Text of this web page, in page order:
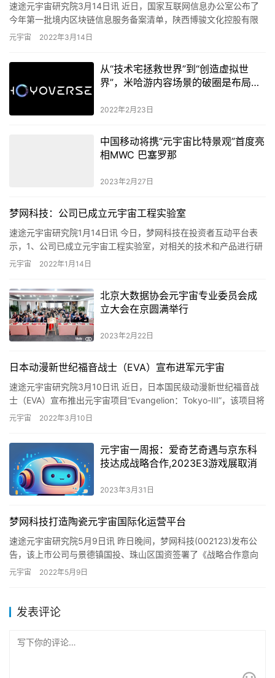
速途元宇宙研究院3月14日讯 近日，国家互联网信息办公室公布了
今年第一批境内区块链信息服务备案清单，陕西博骏文化控股有限
公司的“Hi元宇宙数字文创平台”成功入选。 据悉，Hi元宇宙…
元宇宙 2022年3月14日
从“技术宅拯救世界”到“创造虚拟世
界”，米哈游内容场景的破圈是布局元
2022年2月23日
中国移动将携“元宇宙比特景观”首度亮
相MWC 巴塞罗那
2023年2月27日
梦网科技：公司已成立元宇宙工程实验室
速途元宇宙研究院1月14日讯 今日，梦网科技在投资者互动平台表
示，1、公司已成立元宇宙工程实验室，对相关的技术和产品进行研
究，并尝试探索适合公司的商业模式；2、5G消息能够成为数字…
元宇宙 2022年1月14日
北京大数据协会元宇宙专业委员会成
立大会在京圆满举行
2023年2月22日
日本动漫新世纪福音战士（EVA）宣布进军元宇宙
速途元宇宙研究院3月10日讯 近日，日本国民级动漫新世纪福音战
士（EVA）宣布推出元宇宙项目“Evangelion：Tokyo-III”，该项目将
由室内微型主题公园Small Wo…
元宇宙 2022年3月10日
元宇宙一周报：爱奇艺奇遇与京东科
技达成战略合作,2023E3游戏展取消
2023年3月31日
梦网科技打造陶瓷元宇宙国际化运营平台
速途元宇宙研究院5月9日讯 昨日晚间，梦网科技(002123)发布公
告，该上市公司与景德镇国投、珠山区国资签署了《战略合作意向
书》，此次合作有利于加速梦网科技元宇宙商业化进程和应用…
元宇宙 2022年5月9日
发表评论